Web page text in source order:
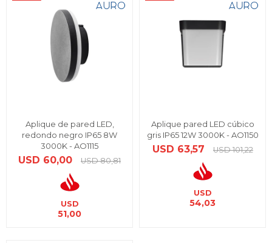
Aplique de pared LED,
redondo negro IP65 8W
3000K - AO1115
USD 60,00 USD 80,81
USD
51,00
Aplique pared LED cúbico
gris IP65 12W 3000K - AO1150
USD 63,57 USD 101,22
USD
54,03